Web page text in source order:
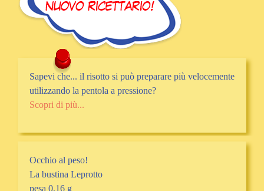
Sapevi che... il risotto si può preparare più velocemente
utilizzando la pentola a pressione?
Scopri di più...
Occhio al peso!
La bustina Leprotto
pesa 0,16 g